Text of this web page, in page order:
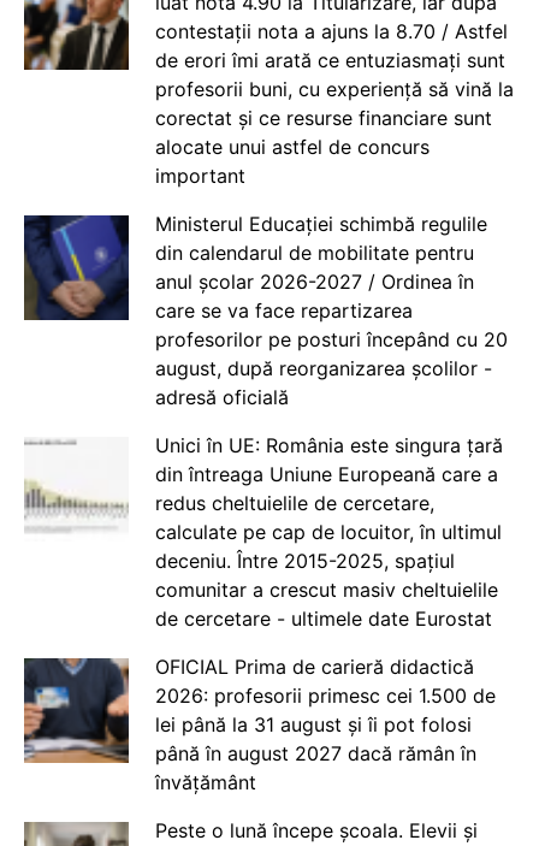
contestații nota a ajuns la 8.70 / Astfel
de erori îmi arată ce entuziasmați sunt
profesorii buni, cu experiență să vină la
corectat și ce resurse financiare sunt
alocate unui astfel de concurs
important
Ministerul Educației schimbă regulile
din calendarul de mobilitate pentru
anul școlar 2026-2027 / Ordinea în
care se va face repartizarea
profesorilor pe posturi începând cu 20
august, după reorganizarea școlilor -
adresă oficială
Unici în UE: România este singura țară
din întreaga Uniune Europeană care a
redus cheltuielile de cercetare,
calculate pe cap de locuitor, în ultimul
deceniu. Între 2015-2025, spațiul
comunitar a crescut masiv cheltuielile
de cercetare - ultimele date Eurostat
OFICIAL Prima de carieră didactică
2026: profesorii primesc cei 1.500 de
lei până la 31 august și îi pot folosi
până în august 2027 dacă rămân în
învățământ
Peste o lună începe școala. Elevii și